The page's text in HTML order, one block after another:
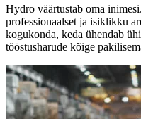
Hydro väärtustab oma
professionaalset ja isiklikku
kogukonda, keda ühendab
tööstusharude kõige